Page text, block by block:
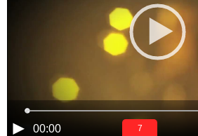
00:00 6